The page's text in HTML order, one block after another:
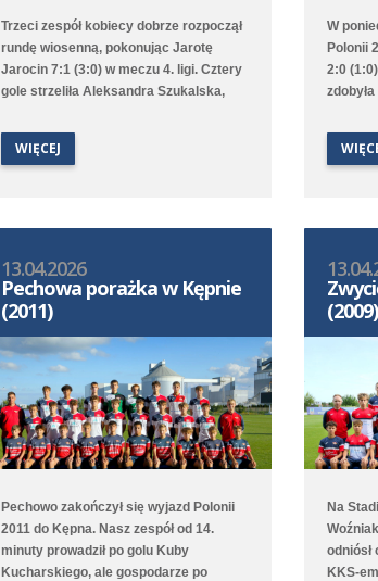
Trzeci zespół kobiecy dobrze rozpoczął
rundę wiosenną, pokonując Jarotę
Jarocin 7:1 (3:0) w meczu 4. ligi. Cztery
gole strzeliła Aleksandra Szukalska,
wynik ustaliła Alicja Doros. Trampkarki
przegrały 1:6 z UKS APR Lampart
WIĘCEJ
W
Polonii
2:0
D2.
strzelili
13.04.2026
Pechowa porażka w Kępnie
(2011)
Pechowo zakończył się wyjazd Polonii
2011 do Kępna. Nasz zespół od 14.
minuty prowadził po golu Kuby
Kucharskiego, ale gospodarze po
(2009)
Na
odniósł
KKS-